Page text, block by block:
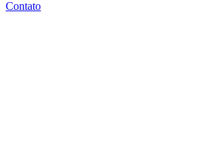
Contato